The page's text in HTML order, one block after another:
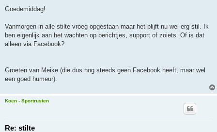
r
h
Goedemiddag!
Vanmorgen in alle stilte vroeg opgestaan maar het blijft nu wel erg stil. Ik
ben eigenlijk aan het wachten op berichtjes, support of zoiets. Of is dat
alleen via Facebook?
Groeten van Meike (die dus nog steeds geen Facebook heeft, maar wel
een goed humeur).
Koen - Sportrusten
Re: stilte